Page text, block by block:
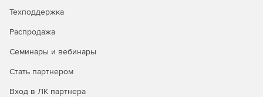
Техподдержка
Распродажа
Семинары и вебинары
Стать партнером
Вход в ЛК партнера